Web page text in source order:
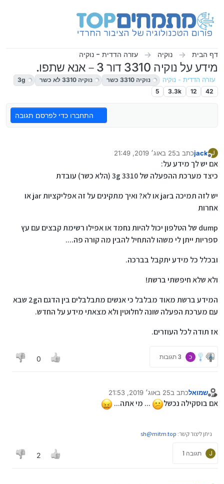
דף הבית נוקיה עזרה הדדית - נוקיה
מידע על נוקיה 3310 דור 3－אנא שתפו.
עזרה הדדית - נוקיה נוקיה 3310 כשר נוקיה 3310 לא כשר
3g
42
12
3.3k
5
התחברו כדי לפרסם תגובה
J
מנותק
jackכתב ב25 באוג׳ 2019, 21:49
נערך לאחרונה על ידי
אם יש לך מידע על:
כיצד מערכת ההפעלה של 3310 3g (הלא כשר) עובדת
יש לזה תמיכה בjar או לא? ואיך מתקינים על זה אפליקציות jar או
אחרות
dump של הטלפון יכול להיות נחמד או אפילו רשימת קבצים עם עץ
ספריות ייתן לי משהו להתחיל להבין מה קורה פה....
ובכלל כל מידע יתקבל בברכה.
ולא שלא חיפשתי ברשת!
המידע ברשת מאוד מבלבל כי אנשים מתבלבלים בין הדגם ה2g שבא
עם מערכת הפעלה שונה לחלוטין ולא מצאתי מידע על החדש.
אז תודה לכל העוזרים.
כ 3 תגובות 0
מנותק
שמואלכתב ב25 באוג׳ 2019, 21:53
נערך לאחרונה על ידי
אם בוסקילה נכשל ... מי אתה...
ניתן ליצור קשר: sh@mitm.top
J תגובה 1 2